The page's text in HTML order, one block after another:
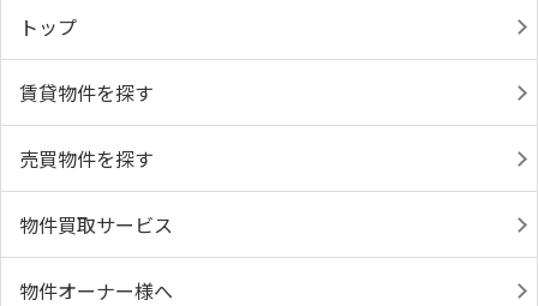
トップ
賃貸物件を探す
売買物件を探す
物件買取サービス
物件オーナー様へ